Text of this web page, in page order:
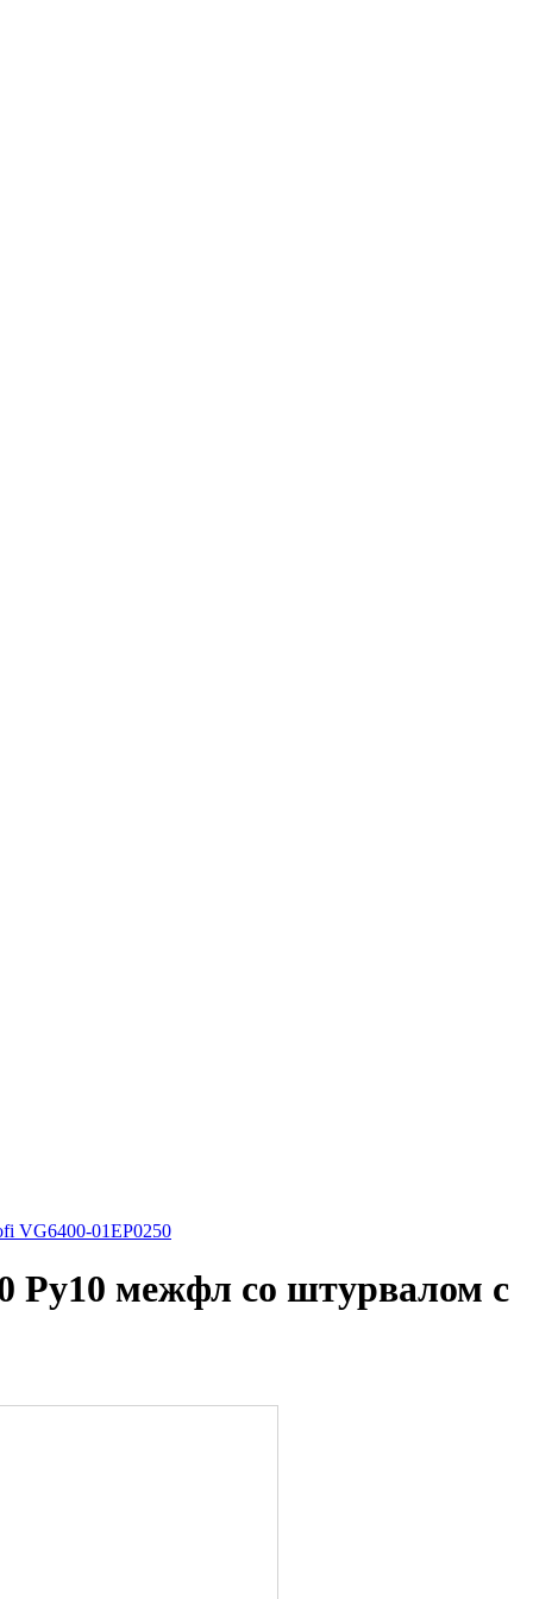
VG6400-01EP0250
Ру10 межфл со штурвалом с